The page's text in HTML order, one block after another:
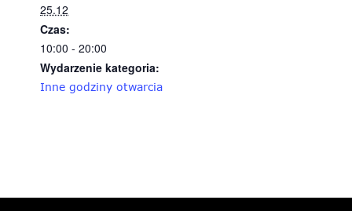
25.12
Czas:
10:00 - 20:00
Wydarzenie kategoria:
Inne godziny otwarcia